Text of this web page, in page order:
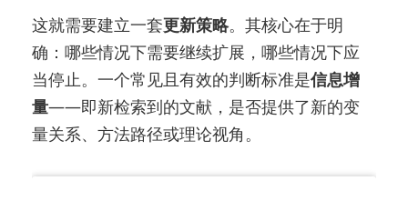
这就需要建立一套更新策略。其核心在于明
确：哪些情况下需要继续扩展，哪些情况下应
当停止。一个常见且有效的判断标准是信息增
量——即新检索到的文献，是否提供了新的变
量关系、方法路径或理论视角。